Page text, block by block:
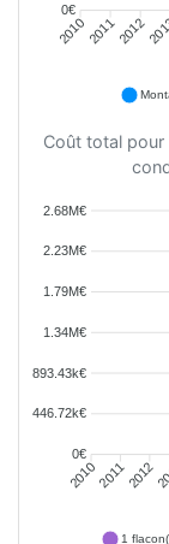
0€
201020112012
Coût total pour
2.68M€
2.23M€
1.79M€
1.34M€
893.43k€
446.72k€
0€
201020112012
1